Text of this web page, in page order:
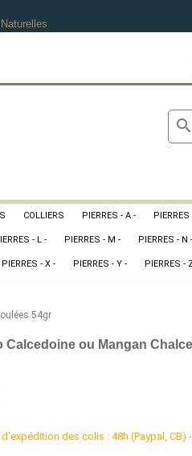
search
COLLIERS PIERRES - A - PIERRES
- L - PIERRES - M - PIERRES - N -
PIERRES - X - PIERRES - Y - PIERRES -
54gr
Calcedoine ou Mangan
des colis : 48h (Paypal, CB)